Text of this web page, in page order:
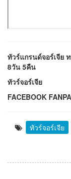
ทัวร์แกรนด์จอร์เจีย
8วัน 5คืน
ทัวร์จอร์เจีย
FACEBOOK
ทัวร์จอร์เจีย